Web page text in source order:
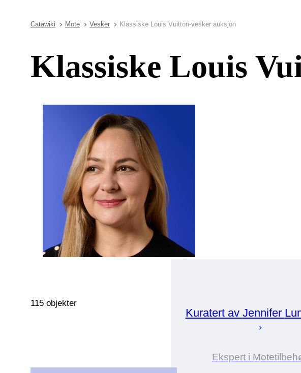
Catawiki Mote Vesker Klassiske Louis Vuitton-vesker auksjon
Klassiske Louis
Kuratert av Jennifer
Ekspert i
115 objekter